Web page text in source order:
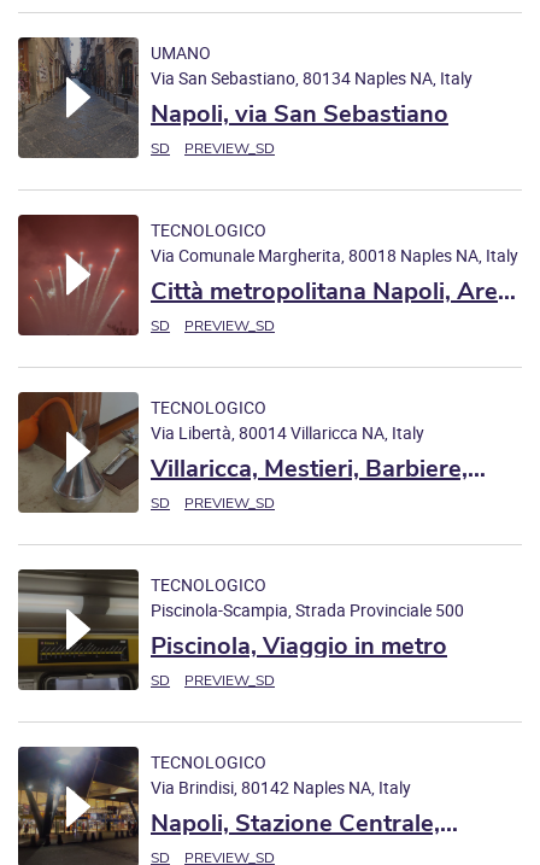
UMANO
Via San Sebastiano, 80134 Naples NA, Italy
Napoli, via San Sebastiano
SD PREVIEW_SD
TECNOLOGICO
Via Comunale Margherita, 80018 Naples NA, Italy
Città metropolitana Napoli, Area
Nord, Capodanno 2022
SD PREVIEW_SD
TECNOLOGICO
Via Libertà, 80014 Villaricca NA, Italy
Villaricca, Mestieri, Barbiere,
Taglio dei capelli
SD PREVIEW_SD
TECNOLOGICO
Piscinola-Scampia, Strada Provinciale 500
dell'Asse Perimetrale di Melito, 80145 Naples NA,
Italy
Piscinola, Viaggio in metro
SD PREVIEW_SD
TECNOLOGICO
Via Brindisi, 80142 Naples NA, Italy
Napoli, Stazione Centrale,
SD PREVIEW_SD